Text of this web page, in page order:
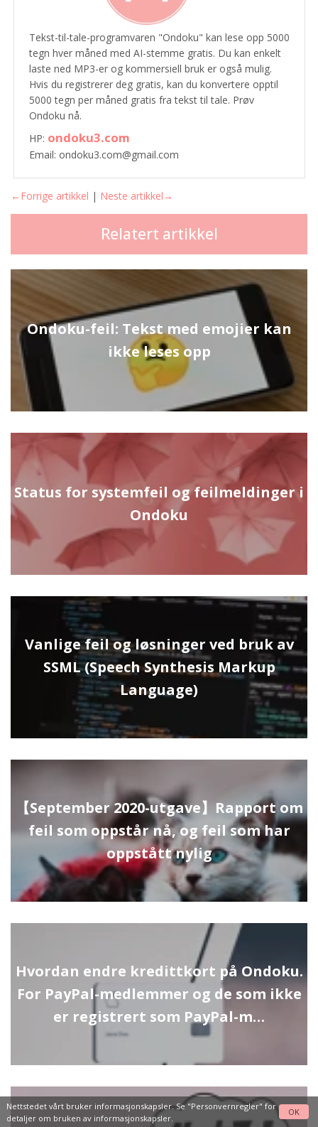
Tekst-til-tale-programvaren "Ondoku" kan lese opp 5000
tegn hver måned med AI-stemme gratis. Du kan enkelt
laste ned MP3-er og kommersiell bruk er også mulig.
Hvis du registrerer deg gratis, kan du konvertere opptil
5000 tegn per måned gratis fra tekst til tale. Prøv
Ondoku nå.
HP: ondoku3.com
Email: ondoku3.com@gmail.com
←Forrige artikkel | Neste artikkel→
Relatert artikkel
Ondoku-feil: Tekst med emojier kan
ikke leses opp
Status for systemfeil og feilmeldinger i
Ondoku
Vanlige feil og løsninger ved bruk av
SSML (Speech Synthesis Markup
Language)
【September 2020-utgave】Rapport om
feil som oppstår nå, og feil som har
oppstått nylig
Hvordan endre kredittkort på Ondoku.
For PayPal-medlemmer og de som ikke
er registrert som PayPal-m…
Nettstedet vårt bruker informasjonskapsler. Se"Personvernregler" for
detaljer om bruken av informasjonskapsler.
OK